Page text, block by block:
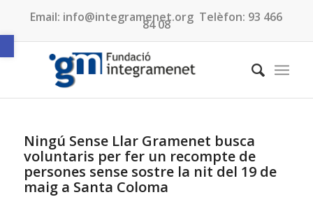
Obre la barra d'eines
Email: info@integramenet.org Telèfon: 93 466
84 08
Ningú Sense Llar Gramenet busca
voluntaris per fer un recompte de
persones sense sostre la nit del 19 de
maig a Santa Coloma